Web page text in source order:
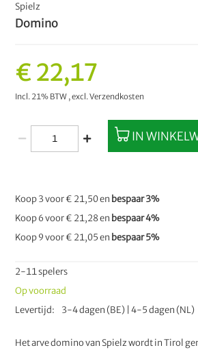
Spielz
Domino
Het arve domino van Spielz wordt in Tirol
2-11 spelers
Op voorraad
Levertijd
3-4 dagen (BE) | 4-5 dagen (NL)
€ 22,17
Incl. 21% BTW ,excl.Verzendkosten
IN
Koop 3 voor€ 21,50en bespaar3%
Koop 6 voor€ 21,28en bespaar4%
Koop 9 voor€ 21,05 en bespaar5%